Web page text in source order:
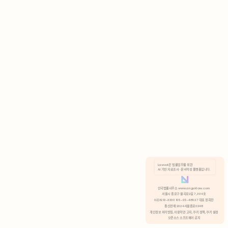
분석 쿠키 허용
Lawvot은 법률업무를 위한
AI 기반 자료조사 · 문서작성 플랫폼입니다.
안국법률사무소 www.anguklaw.com
서울시 종로구 율곡로2길 7, 304호
02)3210-3330 105-05-48527 대표 정희찬
통신판매 2024서울종로0248
개인정보 처리방침, 이용약관 고지, 쿠키 정책, 쿠키 설정
오픈소스 소프트웨어 공지